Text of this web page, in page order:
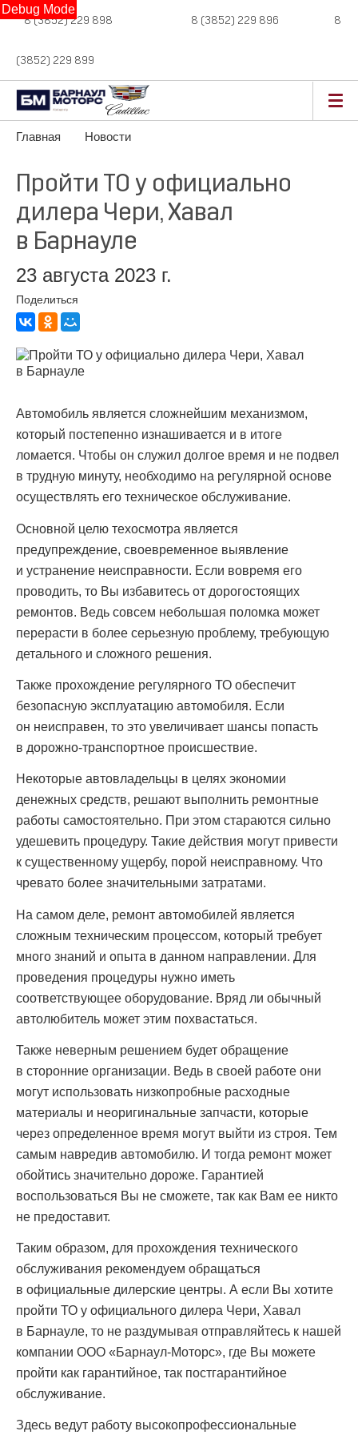
Debug Mode
8 (3852) 229 898 8 (3852) 229 896 8
(3852) 229 899
Главная Новости
Пройти ТО у официально
дилера Чери, Хавал
в Барнауле
23 августа 2023 г.
Поделиться
Автомобиль является сложнейшим механизмом,
который постепенно изнашивается и в итоге
ломается. Чтобы он служил долгое время и не подвел
в трудную минуту, необходимо на регулярной основе
осуществлять его техническое обслуживание.
Основной целю техосмотра является
предупреждение, своевременное выявление
и устранение неисправности. Если вовремя его
проводить, то Вы избавитесь от дорогостоящих
ремонтов. Ведь совсем небольшая поломка может
перерасти в более серьезную проблему, требующую
детального и сложного решения.
Также прохождение регулярного ТО обеспечит
безопасную эксплуатацию автомобиля. Если
он неисправен, то это увеличивает шансы попасть
в дорожно-транспортное происшествие.
Некоторые автовладельцы в целях экономии
денежных средств, решают выполнить ремонтные
работы самостоятельно. При этом стараются сильно
удешевить процедуру. Такие действия могут привести
к существенному ущербу, порой неисправному. Что
чревато более значительными затратами.
На самом деле, ремонт автомобилей является
сложным техническим процессом, который требует
много знаний и опыта в данном направлении. Для
проведения процедуры нужно иметь
соответствующее оборудование. Вряд ли обычный
автолюбитель может этим похвастаться.
Также неверным решением будет обращение
в сторонние организации. Ведь в своей работе они
могут использовать низкопробные расходные
материалы и неоригинальные запчасти, которые
через определенное время могут выйти из строя. Тем
самым навредив автомобилю. И тогда ремонт может
обойтись значительно дороже. Гарантией
воспользоваться Вы не сможете, так как Вам ее никто
не предоставит.
Таким образом, для прохождения технического
обслуживания рекомендуем обращаться
в официальные дилерские центры. А если Вы хотите
пройти ТО у официального дилера Чери, Хавал
в Барнауле, то не раздумывая отправляйтесь к нашей
компании ООО «Барнаул-Моторс», где Вы можете
пройти как гарантийное, так постгарантийное
обслуживание.
Здесь ведут работу высокопрофессиональные